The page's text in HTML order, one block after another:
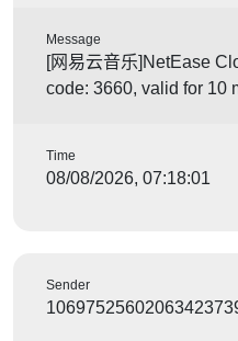
Message
[网易云音乐]NetEase
code: 3660, valid for 10
Time
08/08/2026, 07:18:01
Sender